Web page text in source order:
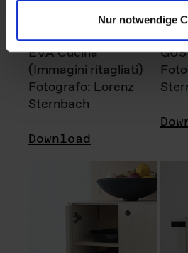
Nur notwendige
EVA Cucina
(Immagini ritagliati)
Fotografo: Lorenz
Sternbach
Download